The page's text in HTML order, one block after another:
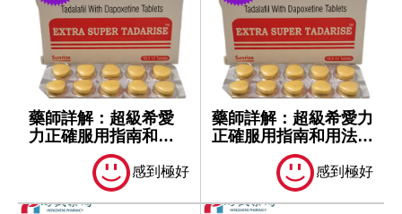
藥師詳解：超級希愛
力正確服用指南和用
感到極好
藥師詳解：超級希愛力
正確服用指南和用法用
感到極好